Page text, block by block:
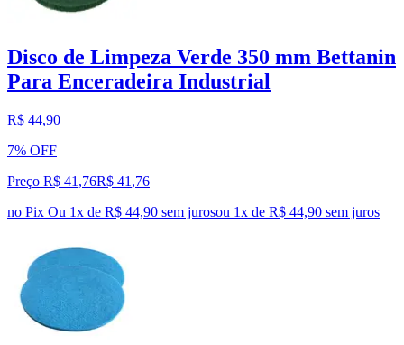
Disco de Limpeza Verde 350 mm Bettanin
Para Enceradeira Industrial
R$ 44,90
7% OFF
Preço R$ 41,76R$ 41 ,76
no Pix Ou 1x de R$ 44,90 sem jurosou 1x de R$ 44,90 sem juros